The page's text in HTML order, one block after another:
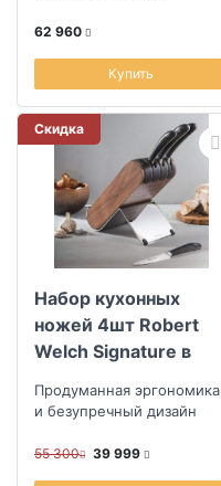
62 960
Купить
Скидка
Набор кухонных
ножей 4шт Robert
Welch Signature в
Продуманная эргономика
и безупречный дизайн
55 300 39 999